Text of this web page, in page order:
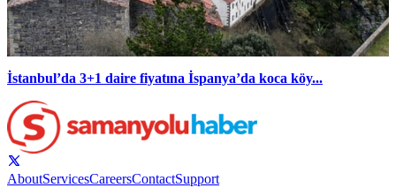
İstanbul’da 3+1 daire fiyatına İspanya’da koca köy...
AboutServicesCareersContactSupport